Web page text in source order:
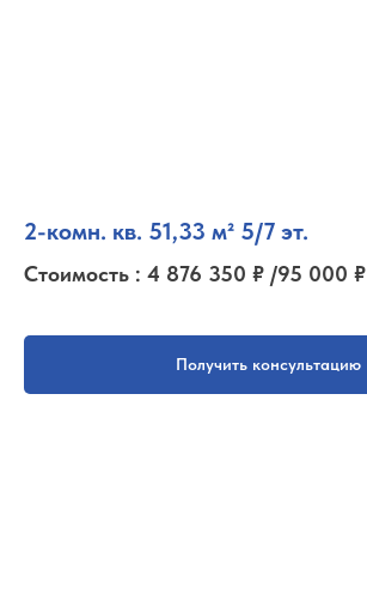
2-комн. кв. 51,33 м² 5/7 эт.
Стоимость : 4 876 350 ₽ /95 000 ₽
Получить консультацию